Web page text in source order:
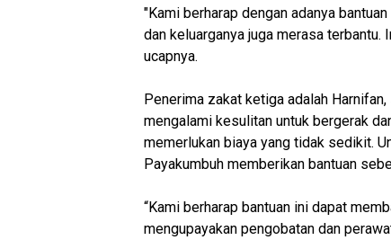
"Kami berharap dengan adanya
dan keluarganya juga merasa
ucapnya.
Penerima zakat ketiga adalah
mengalami kesulitan untuk bergerak
memerlukan biaya yang tidak sedikit.
Payakumbuh memberikan bantuan
“Kami berharap bantuan ini dapat
mengupayakan pengobatan dan